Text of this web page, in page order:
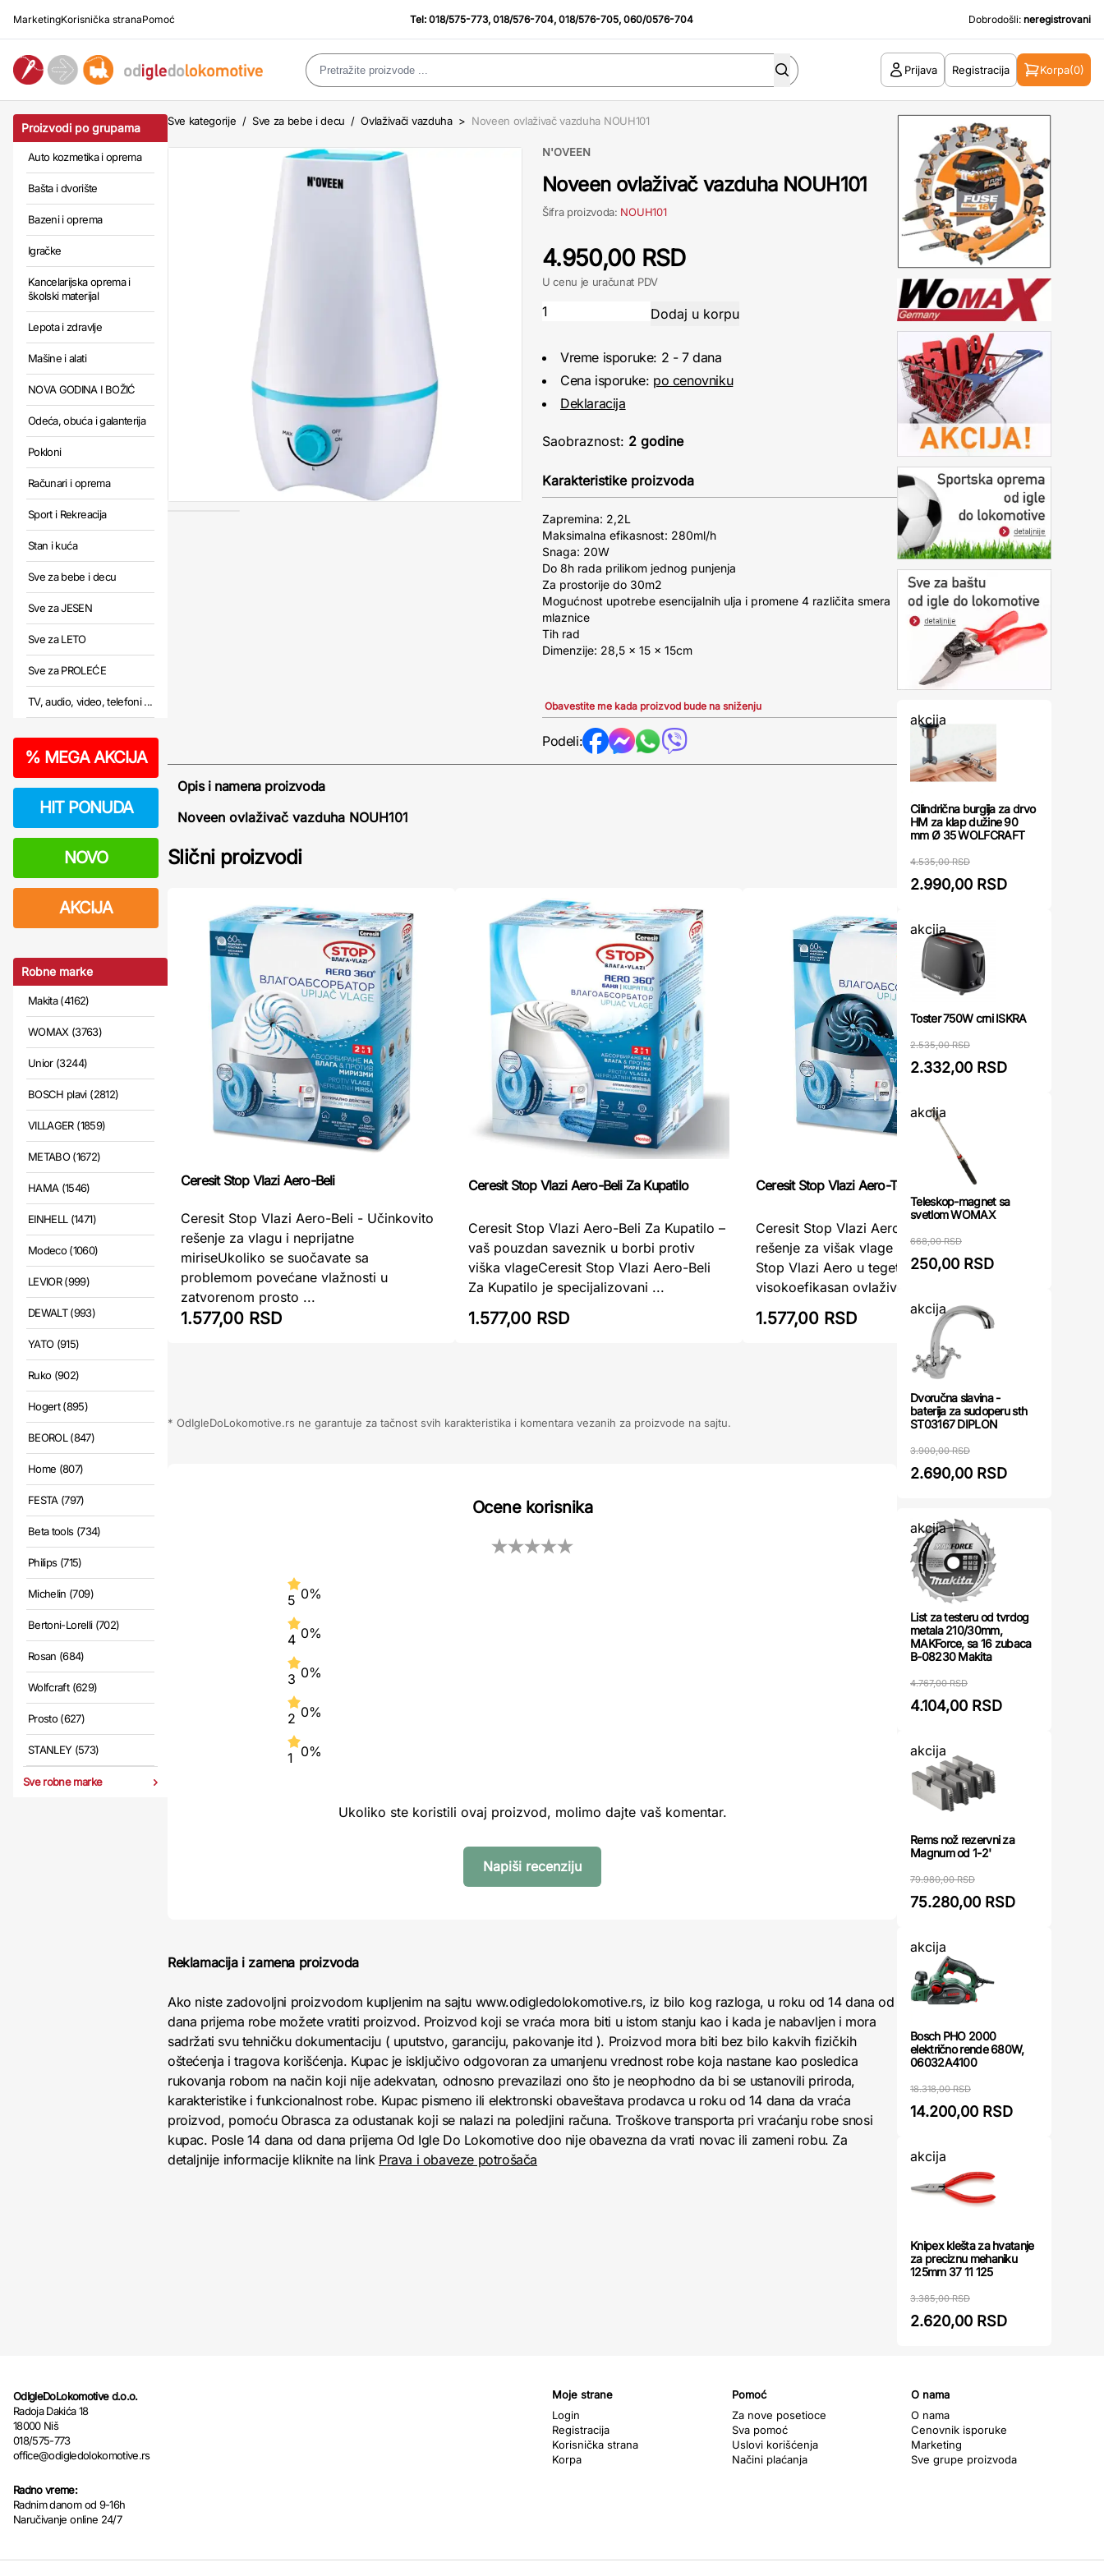
MarketingKorisnička stranaPomoć Tel:018/575-773,018/576-704,018/576-705,060/0576-704 Dobrodošli: neregistrovani
Prijava Registracija Korpa(0)
Proizvodi po grupama
Auto kozmetika i oprema
Bašta i dvorište
Bazeni i oprema
Igračke
Kancelarijska oprema i
školski materijal
Lepota i zdravlje
Mašine i alati
NOVA GODINA I BOŽIĆ
Odeća, obuća i galanterija
Pokloni
Računari i oprema
Sport i Rekreacija
Stan i kuća
Sve za bebe i decu
Sve za JESEN
Sve za LETO
Sve za PROLEĆE
TV, audio, video, telefoni ...
% MEGA AKCIJA
HIT PONUDA
NOVO
AKCIJA
Robne marke
Makita (4162)
WOMAX (3763)
Unior (3244)
BOSCH plavi (2812)
VILLAGER (1859)
METABO (1672)
HAMA (1546)
EINHELL (1471)
Modeco (1060)
LEVIOR (999)
DEWALT (993)
YATO (915)
Ruko (902)
Hogert (895)
BEOROL (847)
Home (807)
FESTA (797)
Beta tools (734)
Philips (715)
Michelin (709)
Bertoni-Lorelli (702)
Rosan (684)
Wolfcraft (629)
Prosto (627)
STANLEY (573)
Sve robne marke
Sve kategorije / Sve za bebe i decu / Ovlaživači vazduha > Noveen ovlaživač vazduha NOUH101
N'OVEEN
Noveen ovlaživač vazduha NOUH101
Šifra proizvoda: NOUH101
4.950,00 RSD
U cenu je uračunat PDV
Vreme isporuke: 2 - 7 dana
Cena isporuke: po cenovniku
Deklaracija
Saobraznost: 2 godine
Karakteristike proizvoda
Zapremina: 2,2L
Maksimalna efikasnost: 280ml/h
Snaga: 20W
Do 8h rada prilikom jednog punjenja
Za prostorije do 30m2
Mogućnost upotrebe esencijalnih ulja i promene 4 različita smera
mlaznice
Tih rad
Dimenzije: 28,5 x 15 x 15cm
Obavestite me kada proizvod bude na sniženju
Podeli:
Opis i namena proizvoda
Noveen ovlaživač vazduha NOUH101
Slični proizvodi
Ceresit Stop Vlazi Aero-Beli
Ceresit Stop Vlazi Aero-Beli - Učinkovito
rešenje za vlagu i neprijatne
miriseUkoliko se suočavate sa
problemom povećane vlažnosti u
zatvorenom prosto ...
1.577,00 RSD
Ceresit Stop Vlazi Aero-Beli Za Kupatilo
Ceresit Stop Vlazi Aero-Beli Za Kupatilo –
vaš pouzdan saveznik u borbi protiv
viška vlageCeresit Stop Vlazi Aero-Beli
Za Kupatilo je specijalizovani ...
1.577,00 RSD
Ceresit Stop Vlazi Aero-Teget
Ceresit Stop Vlazi Aero - Teget - Efikasno
rešenje za višak vlage u prostoruCeresit
Stop Vlazi Aero u teget boji je
visokoefikasan ovlaživač vazduha, ...
1.577,00 RSD
* OdIgleDoLokomotive.rs ne garantuje za tačnost svih karakteristika i komentara vezanih za proizvode na sajtu.
Ocene korisnika
5 0%
4 0%
3 0%
2 0%
1 0%
Ukoliko ste koristili ovaj proizvod, molimo dajte vaš komentar.
Napiši recenziju
Reklamacija i zamena proizvoda
Ako niste zadovoljni proizvodom kupljenim na sajtu www.odigledolokomotive.rs, iz bilo kog razloga, u roku od 14 dana od
dana prijema robe možete vratiti proizvod. Proizvod koji se vraća mora biti u istom stanju kao i kada je nabavljen i mora
sadržati svu tehničku dokumentaciju ( uputstvo, garanciju, pakovanje itd ). Proizvod mora biti bez bilo kakvih fizičkih
oštećenja i tragova korišćenja. Kupac je isključivo odgovoran za umanjenu vrednost robe koja nastane kao posledica
rukovanja robom na način koji nije adekvatan, odnosno prevazilazi ono što je neophodno da bi se ustanovili priroda,
karakteristike i funkcionalnost robe. Kupac pismeno ili elektronski obaveštava prodavca u roku od 14 dana da vraća
proizvod, pomoću Obrasca za odustanak koji se nalazi na poledjini računa. Troškove transporta pri vraćanju robe snosi
kupac. Posle 14 dana od dana prijema Od Igle Do Lokomotive doo nije obavezna da vrati novac ili zameni robu. Za
detaljnije informacije kliknite na link Prava i obaveze potrošača
akcija
Cilindrična burgija za drvo
HM za klap dužine 90
mm Ø 35 WOLFCRAFT
4.535,00 RSD
2.990,00 RSD
akcija
Toster 750W crni ISKRA
2.535,00 RSD
2.332,00 RSD
akcija
Teleskop-magnet sa
svetlom WOMAX
668,00 RSD
250,00 RSD
akcija
Dvoručna slavina -
baterija za sudoperu sth
ST03167 DIPLON
3.900,00 RSD
2.690,00 RSD
akcija
List za testeru od tvrdog
metala 210/30mm,
MAKForce, sa 16 zubaca
B-08230 Makita
4.767,00 RSD
4.104,00 RSD
akcija
Rems nož rezervni za
Magnum od 1-2'
79.980,00 RSD
75.280,00 RSD
akcija
Bosch PHO 2000
električno rende 680W,
06032A4100
18.318,00 RSD
14.200,00 RSD
akcija
Knipex klešta za hvatanje
za preciznu mehaniku
125mm 37 11 125
3.385,00 RSD
2.620,00 RSD
OdIgleDoLokomotive d.o.o.
Radoja Dakića 18
18000 Niš
018/575-773
office@odigledolokomotive.rs
Radno vreme:
Radnim danom od 9-16h
Naručivanje online 24/7
Moje strane
Login
Registracija
Korisnička strana
Korpa
Pomoć
Za nove posetioce
Sva pomoć
Uslovi korišćenja
Načini plaćanja
O nama
O nama
Cenovnik isporuke
Marketing
Sve grupe proizvoda